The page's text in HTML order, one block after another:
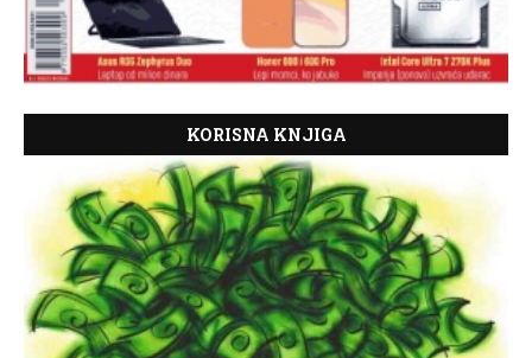
KORISNA KNJIGA